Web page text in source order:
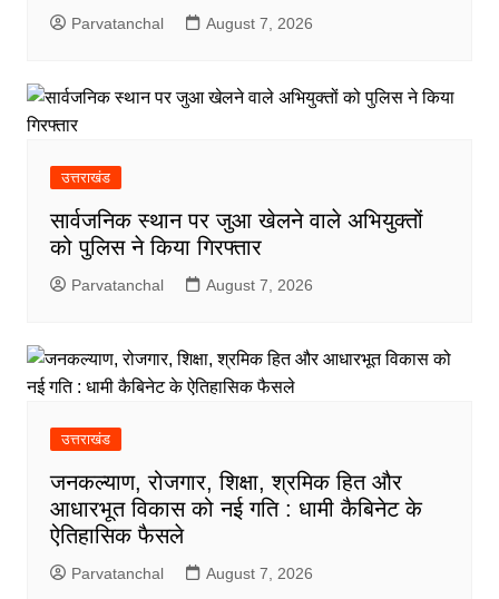
Parvatanchal August 7, 2026
उत्तराखंड
सार्वजनिक स्थान पर जुआ खेलने वाले अभियुक्तों
को पुलिस ने किया गिरफ्तार
Parvatanchal August 7, 2026
उत्तराखंड
जनकल्याण, रोजगार, शिक्षा, श्रमिक हित और
आधारभूत विकास को नई गति : धामी कैबिनेट के
ऐतिहासिक फैसले
Parvatanchal August 7, 2026